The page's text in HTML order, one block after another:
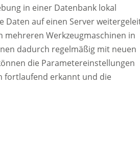
in einer Datenbank lokal
Daten auf einen Server
mehreren Werkzeugmaschinen in
dadurch regelmäßig mit neuen
die Parametereinstellungen
fortlaufend erkannt und die